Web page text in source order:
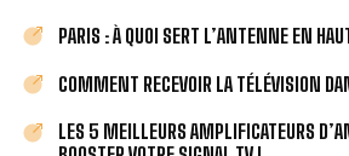
PARIS : À QUOI SERT L’ANTENNE EN
COMMENT RECEVOIR LA TÉLÉVISION
LES 5 MEILLEURS AMPLIFICATEURS